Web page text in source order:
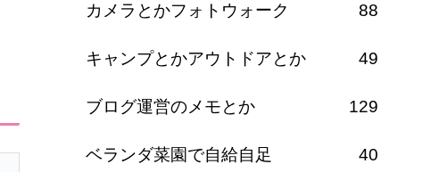
カメラとかフォトウォーク 88
キャンプとかアウトドアとか 49
ブログ運営のメモとか 129
ベランダ菜園で自給自足 40